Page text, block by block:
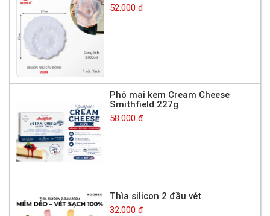
52.000 đ
Phô mai kem Cream Cheese
Smithfield 227g
58.000 đ
Thìa silicon 2 đầu vét
32.000 đ